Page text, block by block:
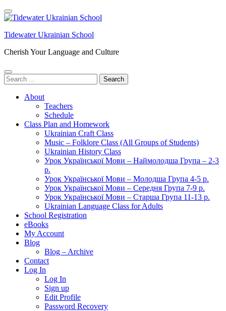
Skip
to
(Press
Tidewater Ukrainian School
Cherish Your Language and Culture
Search
for:
About
Teachers
Schedule
Class Plan and Homework
Ukrainian Craft Class
Music – Folklore Class (All Groups of Students)
Ukrainian History Class
Урок Української Мови – Наймолодша Група – 2-3
р.
Урок Української Мови – Молодша Група 4-5 р.
Урок Української Мови – Середня Група 7-9 р.
Урок Української Мови – Старша Група 11-13 р.
Ukrainian Language Class for Adults
School Registration
eBooks
My Account
Blog
Blog – Archive
Contact
Log In
Log In
Sign up
Edit Profile
Password Recovery